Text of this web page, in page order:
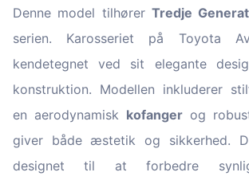
Denne model tilhører Tredje
serien. Karosseriet på Toyota
kendetegnet ved sit elegante
konstruktion. Modellen inkluderer
en aerodynamisk kofanger og
giver både æstetik og sikkerhed.
designet til at forbedre